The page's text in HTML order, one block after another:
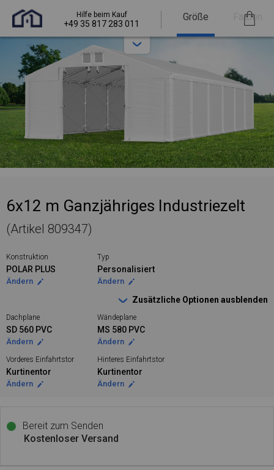
Hilfe beim Kauf
+49 35 817 283 011
Größe Farben
6x12 m Ganzjähriges Industriezelt
(Artikel 809347)
Konstruktion
POLAR PLUS
Ändern
Typ
Personalisiert
Ändern
Zusätzliche Optionen ausblenden
Dachplane
SD 560 PVC
Ändern
Wändeplane
MS 580 PVC
Ändern
Vorderes Einfahrtstor
Kurtinentor
Ändern
Hinteres Einfahrtstor
Kurtinentor
Ändern
Bereit zum Senden
Kostenloser Versand